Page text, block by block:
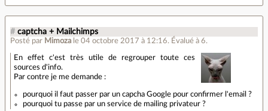
# captcha + Mailchimps
Posté par Mimoza le 04 octobre 2017 à 12:16. Évalué à 6.
En effet c'est très utile de regrouper toute ces
sources d'info.
Par contre je me demande :
pourquoi il faut passer par un capcha Google pour confirmer l'email ?
pourquoi tu passe par un service de mailing privateur ?